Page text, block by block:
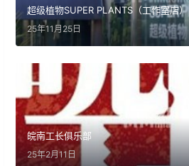
超级植物SUPER PLANTS（工作室店）
25年11月25日
皖南工长俱乐部
25年2月11日